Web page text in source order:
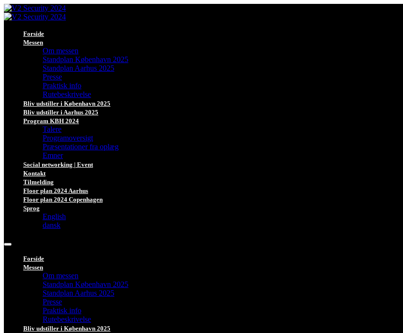
Forside
Messen
Om messen
Standplan København 2025
Standplan Aarhus 2025
Presse
Praktisk info
Rutebeskrivelse
Bliv udstiller i København 2025
Bliv udstiller i Aarhus 2025
Program KBH 2024
Talere
Programoversigt
Præsentationer fra oplæg
Emner
Social networking | Event
Kontakt
Tilmelding
Floor plan 2024 Aarhus
Floor plan 2024 Copenhagen
Sprog
English
dansk
Forside
Messen
Om messen
Standplan København 2025
Standplan Aarhus 2025
Presse
Praktisk info
Rutebeskrivelse
Bliv udstiller i København 2025